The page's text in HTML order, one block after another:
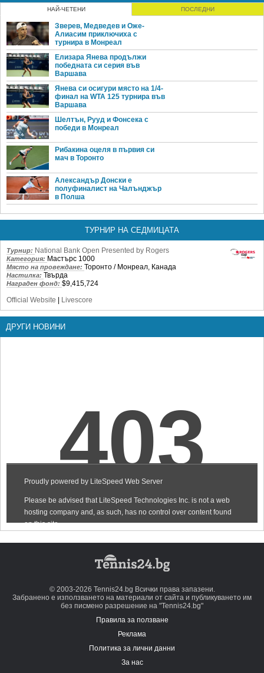
НАЙ-ЧЕТЕНИ ПОСЛЕДНИ
Зверев, Медведев и Оже-
Алиасим приключиха с
турнира в Монреал
Елизара Янева продължи
победната си серия във
Варшава
Янева си осигури място на 1/4-
финал на WTA 125 турнира във
Варшава
Шелтън, Рууд и Фонсека с
победи в Монреал
Рибакина оцеля в първия си
мач в Торонто
Александър Донски е
полуфиналист на Чалънджър
в Полша
ТУРНИР НА СЕДМИЦАТА
Турнир: National Bank Open Presented by Rogers
Категория: Мастърс 1000
Място на провеждане: Торонто / Монреал, Канада
Настилка: Твърда
Награден фонд: $9,415,724
Official Website | Livescore
ДРУГИ НОВИНИ
© 2003-2026 Tennis24.bg Всички права запазени.
Забранено е използването на материали от сайта и публикуването им
без писмено разрешение на "Tennis24.bg"
Правила за ползване
Реклама
Политика за лични данни
За нас